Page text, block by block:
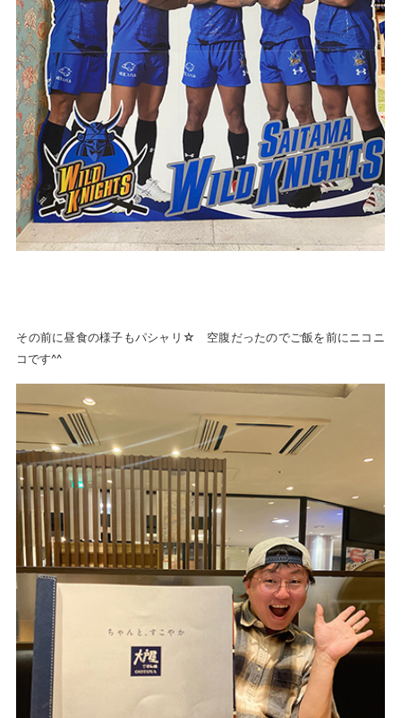
その前に昼食の様子もパシャリ☆ 空腹だったのでご飯を前にニコニ
コです^^